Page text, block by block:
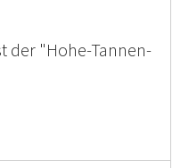
der "Hohe-Tannen-